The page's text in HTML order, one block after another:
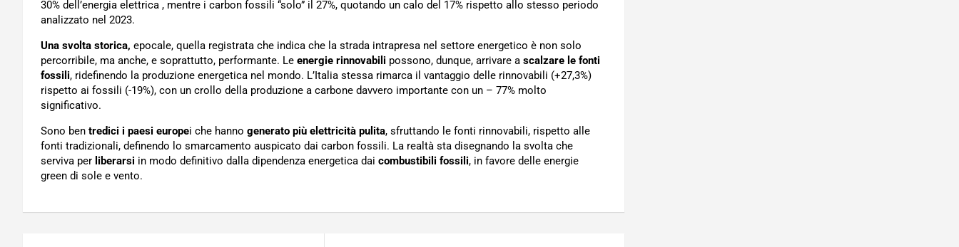
30% dell’energia elettrica , mentre i carbon fossili “solo” il 27%, quotando un calo del 17% rispetto allo stesso periodo
analizzato nel 2023.
Una svolta storica, epocale, quella registrata che indica che la strada intrapresa nel settore energetico è non solo
percorribile, ma anche, e soprattutto, performante. Le energie rinnovabili possono, dunque, arrivare a scalzare le fonti
fossili, ridefinendo la produzione energetica nel mondo. L’Italia stessa rimarca il vantaggio delle rinnovabili (+27,3%)
rispetto ai fossili (-19%), con un crollo della produzione a carbone davvero importante con un – 77% molto
significativo.
Sono ben tredici i paesi europei che hanno generato più elettricità pulita, sfruttando le fonti rinnovabili, rispetto alle
fonti tradizionali, definendo lo smarcamento auspicato dai carbon fossili. La realtà sta disegnando la svolta che
serviva per liberarsi in modo definitivo dalla dipendenza energetica dai combustibili fossili, in favore delle energie
green di sole e vento.